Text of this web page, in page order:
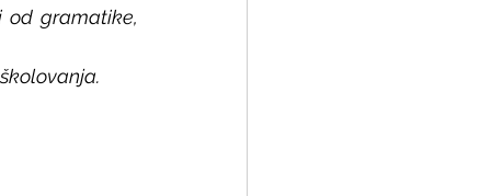
od gramatike,